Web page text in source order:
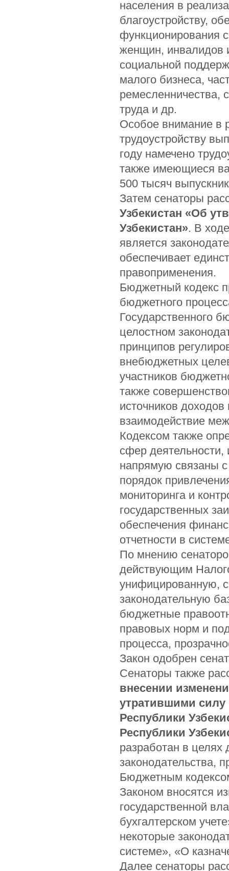
населения в
благоустройству,
функционирования
женщин, инвалидов
социальной
малого бизнеса,
ремесленничества,
труда и др.
Особое внимание в
трудоустройству
году намечено
также имеющиеся
500 тысяч
Затем сенаторы
Узбекистан «Об
Узбекистан». В
является
обеспечивает
правоприменения.
Бюджетный кодекс
бюджетного
Государственного
целостном
принципов
внебюджетных
участников
также
источников
взаимодействие
Кодексом также
сфер деятельности,
напрямую связаны
порядок
мониторинга и
государственных
обеспечения
отчетности в
По мнению
действующим
унифицированную,
законодательную
бюджетные
правовых норм и
процесса,
Закон одобрен
Сенаторы также
внесении
утратившими силу
Республики
Республики
разработан в
законодательства,
Бюджетным
Законом вносятся
государственной
бухгалтерском
некоторые
системе», «О
Далее сенаторы